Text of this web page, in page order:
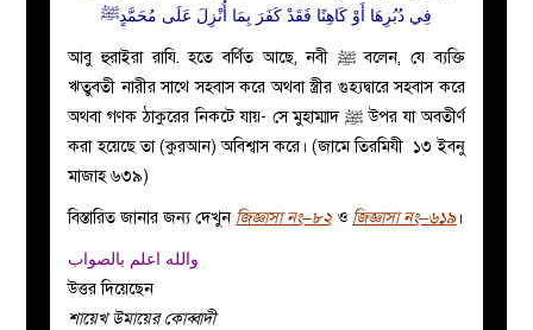
فِي دُبُرِهَا أَوْ كَاهِنًا فَقَدْ كَفَرَ بِمَا أُنْزِلَ عَلَى مُحَمَّدٍﷺ
আবু হুরাইরা রাযি. হতে বর্ণিত আছে, নবী ﷺবলেন, যে ব্যক্তি
ঋতুবতী নারীর সাথে সহবাস করে অথবা স্ত্রীর গুহ্যদ্বারে সহবাস করে
অথবা গণক ঠাকুরের নিকটে যায়- সে মুহাম্মাদﷺ উপর যা অবতীর্ণ
করা হয়েছে তা (কুরআন) অবিশ্বাস করে। (জামে তিরমিযী ১৩ ইবনু
মাজাহ ৬৩৯)
বিস্তারিত জানার জন্য দেখুন জিজ্ঞাসা নং–৮২ ও জিজ্ঞাসা নং–৬১৯।
والله اعلم بالصواب
উত্তর দিয়েছেন
শায়েখ উমায়ের কোব্বাদী